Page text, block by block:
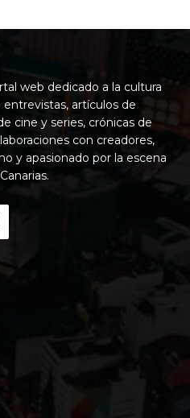
web dedicado a la cultura
artículos de
cine y series, crónicas de
con creadores,
y apasionado por la escena